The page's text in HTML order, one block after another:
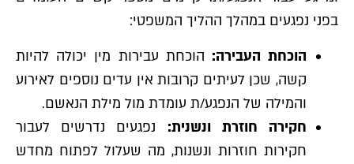
בפני נפגעים במהלך ההליך המשפטי:
הוכחת העבירה: הוכחת עבירות מין יכולה להיות
קשה, שכן לעיתים קרובות אין עדים נוספים לאירוע
והמילה של הנפגע/ת עומדת מול מילת הנאשם.
חקירה חוזרת ונשנית: נפגעים נדרשים לעבור
חקירות חוזרות ונשנות, מה שעלול לפתוח מחדש